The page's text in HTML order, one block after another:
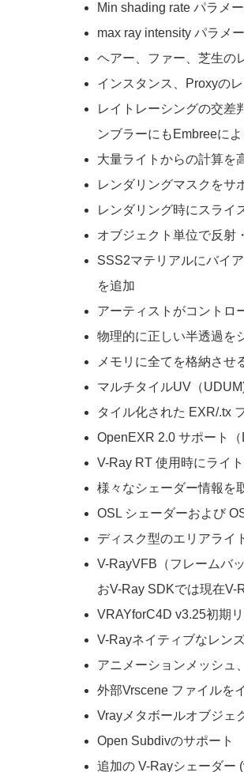
Min shading rate パラメ
max ray intensity パラメ
ヘアー、ファー、芝生の
インスタンス、Proxyの
レイトレーシングの交差
ンブラーにもEmbreeに
大量ライトからの計算を
レンダリングマスクをサ
レンダリング時にスライ
オブジェクト単位で反射
SSS2マテリアルにバイ
を追加
アーティストがコントロ
物理的に正しい半透過を
メモリに全てを格納させ
マルチタイルUV（
タイル化された EXR/.tx
OpenEXR 2.0 サポート（
V-Ray RT 使用時にライ
様々なシェーダー情報を
OSL シェーダーおよび
ディスク型のエリアライ
V-RayVFB（フレームバ
おV-Ray SDKでは現在V-
VRAYforC4D v3.25初期
V-Rayネイティブなレン
アニメーションメッシュ
外部Vrscene ファイルを
Vrayメタボールオブジェ
Open Subdivのサポート
追加の V-Rayシェーダー